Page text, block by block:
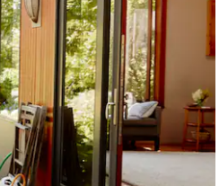
omlaag, óf door te tikken of swipen.